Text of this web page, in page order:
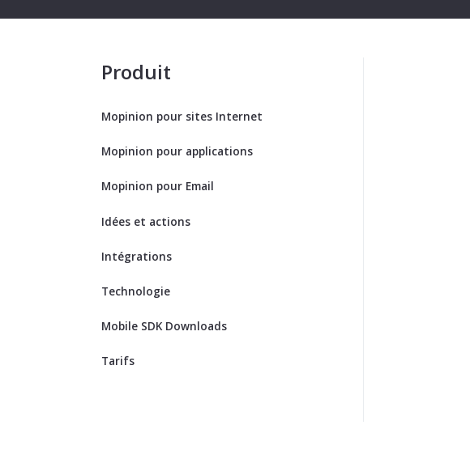
Produit
Mopinion pour sites Internet
Mopinion pour applications
Mopinion pour Email
Idées et actions
Intégrations
Technologie
Mobile SDK Downloads
Tarifs